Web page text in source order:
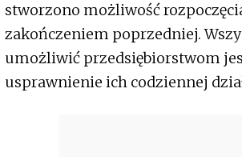
stworzono możliwość
zakończeniem poprzedniej.
umożliwić przedsiębiorstwom
usprawnienie ich codziennej